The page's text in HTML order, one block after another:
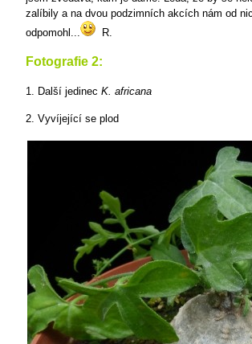
zalíbily a na dvou podzimních akcích nám od
odpomohl...
R.
Fotografie 2:
1. Další jedinec K. africana
2. Vyvíjející se plod